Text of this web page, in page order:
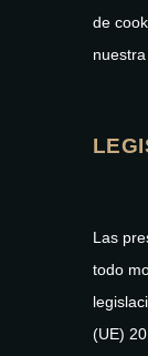
de
Las
todo
(UE)